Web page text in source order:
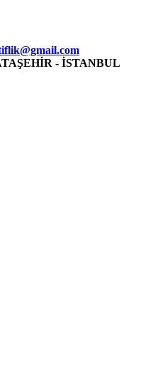
- İSTANBUL